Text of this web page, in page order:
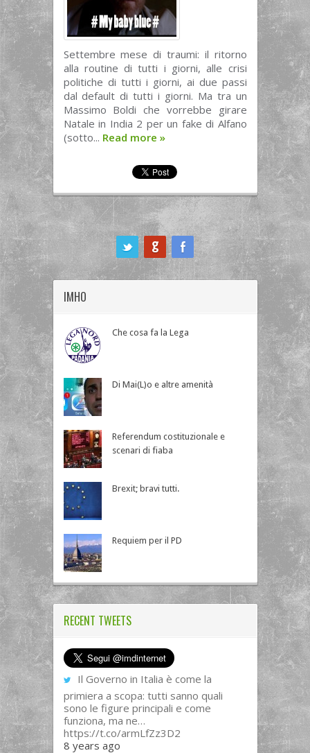
Settembre mese di traumi: il ritorno
alla routine di tutti i giorni, alle crisi
politiche di tutti i giorni, ai due passi
dal default di tutti i giorni. Ma tra un
Massimo Boldi che vorrebbe girare
Natale in India 2 per un fake di Alfano
(sotto... Read more »
IMHO
Che cosa fa la Lega
Di Mai(L)o e altre amenità
Referendum costituzionale e
scenari di fiaba
Brexit; bravi tutti.
Requiem per il PD
RECENT TWEETS
Il Governo in Italia è come la
primiera a scopa: tutti sanno quali
sono le figure principali e come
funziona, ma ne…
https://t.co/armLfZz3D2
8 years ago